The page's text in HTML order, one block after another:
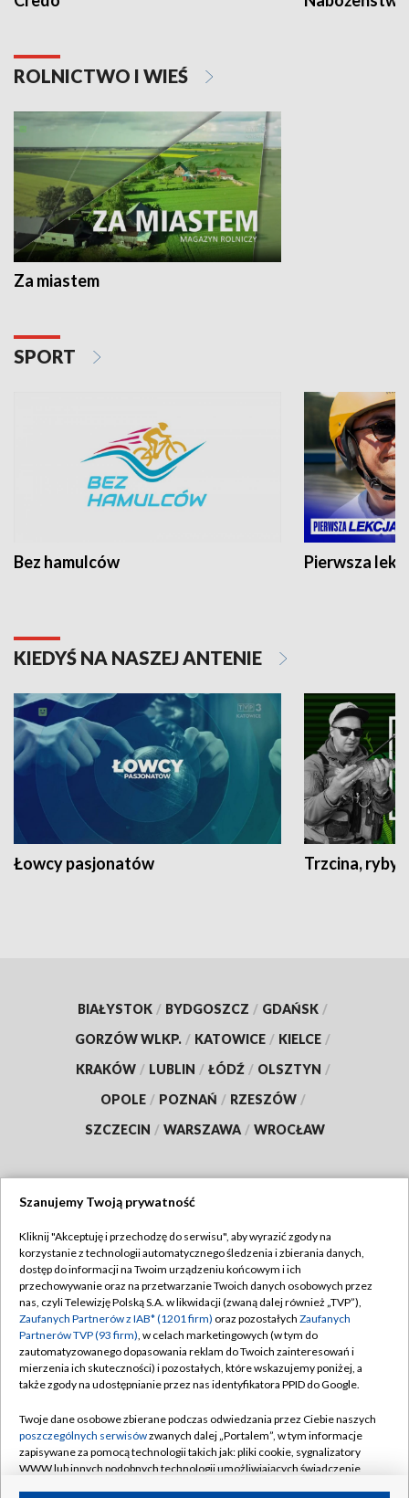
ROLNICTWO I WIEŚ
Za miastem
SPORT
Bez hamulców Pierwsza
KIEDYŚ NA NASZEJ ANTENIE
Łowcy pasjonatów Trzcina, ryby
BIAŁYSTOK / BYDGOSZCZ / GDAŃSK /
GORZÓW WLKP. / KATOWICE / KIELCE /
KRAKÓW / LUBLIN / ŁÓDŹ / OLSZTYN /
OPOLE / POZNAŃ / RZESZÓW /
SZCZECIN / WARSZAWA / WROCŁAW
TVP
Abonament TVP
Emisja w TVP
Centrum informacji TVP
Naziemna Telewizja Cyfrowa
Rada Programowa
System NOS
Informacje o nadawcy
Regulamin TVP
Polityka prywatności
Moje zgody
Pomoc
Kontakt
Szanujemy Twoją prywatność
Kliknij "Akceptuję i przechodzę do serwisu", aby wyrazić zgody na
korzystanie z technologii automatycznego śledzenia i zbierania danych,
dostęp do informacji na Twoim urządzeniu końcowym i ich
przechowywanie oraz na przetwarzanie Twoich danych osobowych przez
nas, czyli Telewizję Polską S.A. w likwidacji (zwaną dalej również „TVP”),
Zaufanych Partnerów z IAB* (1201 firm) oraz pozostałych Zaufanych
Partnerów TVP (93 firm), w celach marketingowych (w tym do
zautomatyzowanego dopasowania reklam do Twoich zainteresowań i
mierzenia ich skuteczności) i pozostałych, które wskazujemy poniżej, a
także zgody na udostępnianie przez nas identyfikatora PPID do Google.
Twoje dane osobowe zbierane podczas odwiedzania przez Ciebie naszych
poszczególnych serwisówzwanych dalej „Portalem”, w tym informacje
zapisywane za pomocą technologii takich jak: pliki cookie, sygnalizatory
WWW lub innych podobnych technologii umożliwiających świadczenie